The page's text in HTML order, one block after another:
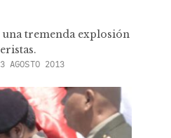
una tremenda explosión
AGOSTO 2013